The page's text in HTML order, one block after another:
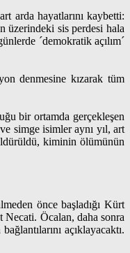
arda hayatlarını kaybetti:
üzerindeki sis perdesi hala
´demokratik açılım´
denmesine kızarak tüm
bir ortamda gerçekleşen
simge isimler aynı yıl, art
kiminin ölümünün
önce başladığı Kürt
Necati. Öcalan, daha sonra
açıklayacaktı.